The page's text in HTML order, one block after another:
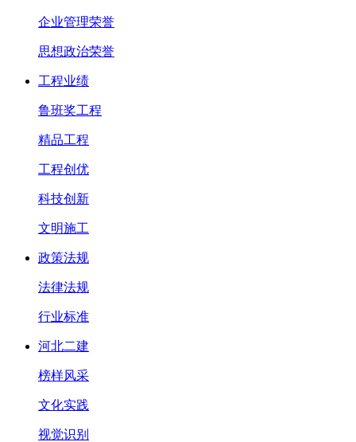
企业管理荣誉
思想政治荣誉
工程业绩
鲁班奖工程
精品工程
工程创优
科技创新
文明施工
政策法规
法律法规
行业标准
河北二建
榜样风采
文化实践
视觉识别